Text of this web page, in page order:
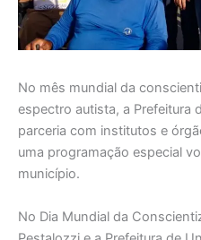
No mês mundial da
espectro autista, a Prefeitura
parceria com institutos e
uma programação especial
município.
No Dia Mundial da